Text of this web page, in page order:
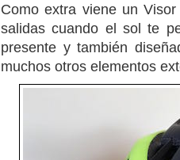
Como extra viene un
salidas cuando el sol te
presente y también
muchos otros elementos